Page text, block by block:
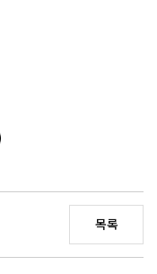
목록